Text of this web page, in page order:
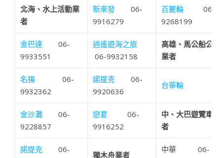
北海、水上活動業
者
新來發 06-
9916279
百麗輪
06-
9268199
金巴達 06-
9933551
逍遙遊海之旅
06-9932158
高雄、馬公船公司
業者
名揚 06-
9932362
諾提克
06-
9920636
台華輪
金沙灘
06-
9228857
戀夏 06-
9916252
中、大巴遊覽車業
者
諾提克 06-
獨木舟業者
中華 06-